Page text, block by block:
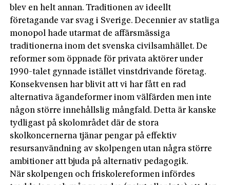
blev en helt annan. Traditionen av ideellt
företagande var svag i Sverige. Decennier av statliga
monopol hade utarmat de affärsmässiga
traditionerna inom­ det svenska civilsamhället. De
reformer som öppnade för privata aktörer under
1990-talet gynnade istället vinstdrivande företag.
Konsekvensen har blivit att vi har fått en rad
alternativa ägandeformer inom välfärden men inte
någon större innehållslig mångfald. Detta är kanske
tydligast på skolområdet där de stora
skolkoncernerna tjänar pengar på effektiv
resursanvändning av skolpengen utan några större
ambitioner att bjuda på alternativ pedagogik.
När skolpengen och friskolereformen infördes